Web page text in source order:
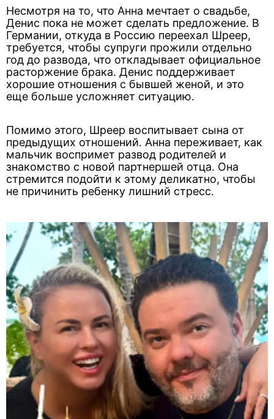
Несмотря на то, что Анна мечтает о свадьбе,
Денис пока не может сделать предложение. В
Германии, откуда в Россию переехал Шреер,
требуется, чтобы супруги прожили отдельно
год до развода, что откладывает официальное
расторжение брака. Денис поддерживает
хорошие отношения с бывшей женой, и это
еще больше усложняет ситуацию.
Помимо этого, Шреер воспитывает сына от
предыдущих отношений. Анна переживает, как
мальчик воспримет развод родителей и
знакомство с новой партнершей отца. Она
стремится подойти к этому деликатно, чтобы
не причинить ребенку лишний стресс.